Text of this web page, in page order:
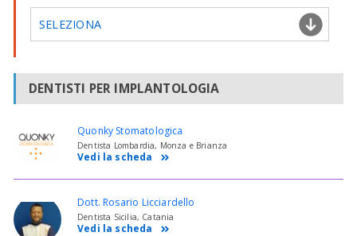
SELEZIONA
DENTISTI PER IMPLANTOLOGIA
Quonky Stomatologica
Dentista Lombardia, Monza e Brianza
Vedi la scheda
Dott. Rosario Licciardello
Dentista Sicilia, Catania
Vedi la scheda